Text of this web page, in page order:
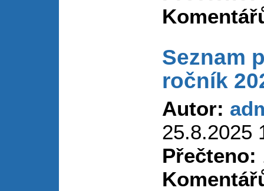
Seznam
ročník
Autor:
25.8.2025
Přečteno: